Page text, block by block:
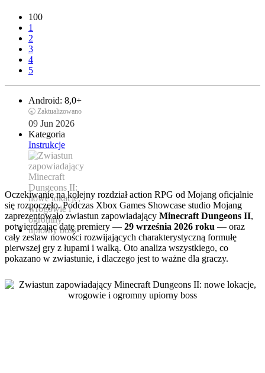
100
1
2
3
4
5
Android: 8,0+
🕣 Zaktualizowano
09 Jun 2026
Kategoria
Instrukcje
Oczekiwanie na kolejny rozdział action RPG od Mojang oficjalnie
się rozpoczęło. Podczas Xbox Games Showcase studio Mojang
zaprezentowało zwiastun zapowiadający Minecraft Dungeons II,
potwierdzając datę premiery — 29 września 2026 roku — oraz
cały zestaw nowości rozwijających charakterystyczną formułę
pierwszej gry z łupami i walką. Oto analiza wszystkiego, co
pokazano w zwiastunie, i dlaczego jest to ważne dla graczy.